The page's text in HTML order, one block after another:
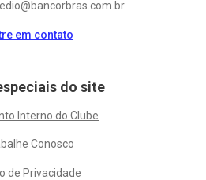
em contato
do site
Interno do Clube
Conosco
de Privacidade